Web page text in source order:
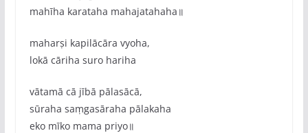
mahīha karataha mahajatahaha॥
maharṣi kapilācāra vyoha,
lokā cāriha suro hariha
vātamā cā jībā pālasācā,
sūraha saṃgasāraha pālakaha
eko mīko mama priyo॥